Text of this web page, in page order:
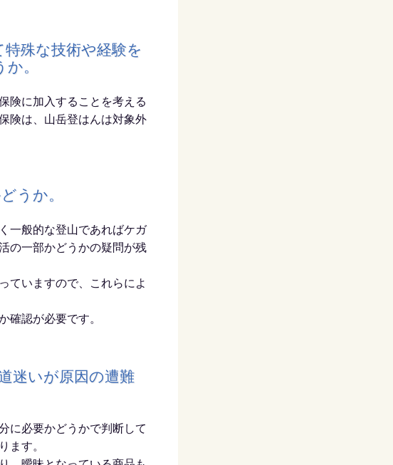
殊な技術や経験を
。
険に加入することを考える
険は、山岳登はんは対象外
うか。
一般的な登山であればケガ
の一部かどうかの疑問が残
ていますので、これらによ
認が必要です。
迷いが原因の遭難
必要かどうかで判断して
す。